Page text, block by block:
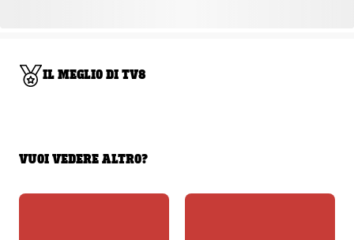
IL MEGLIO DI TV8
VUOI VEDERE ALTRO?